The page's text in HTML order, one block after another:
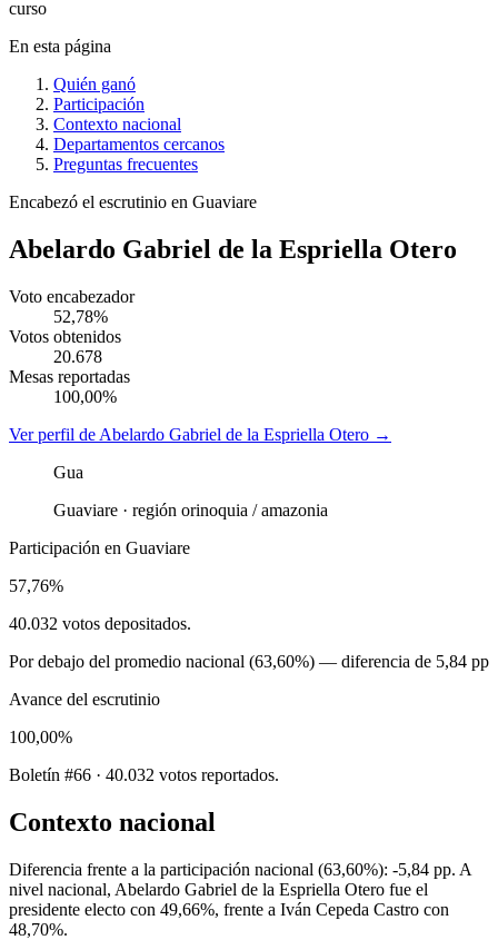
curso
En esta página
Quién ganó
Participación
Contexto nacional
Departamentos cercanos
Preguntas frecuentes
Encabezó el escrutinio en Guaviare
Abelardo Gabriel de la Espriella Otero
Voto encabezador
52,78%
Votos obtenidos
20.678
Mesas reportadas
100,00%
Ver perfil de Abelardo Gabriel de la Espriella Otero →
Gua
Guaviare · región orinoquia / amazonia
Participación en Guaviare
57,76%
40.032 votos depositados.
Por debajo del promedio nacional (63,60%) — diferencia de 5,84 pp
Avance del escrutinio
100,00%
Boletín #66 · 40.032 votos reportados.
Contexto nacional
Diferencia frente a la participación nacional (63,60%): -5,84 pp. A
nivel nacional, Abelardo Gabriel de la Espriella Otero fue el
presidente electo con 49,66%, frente a Iván Cepeda Castro con
48,70%.